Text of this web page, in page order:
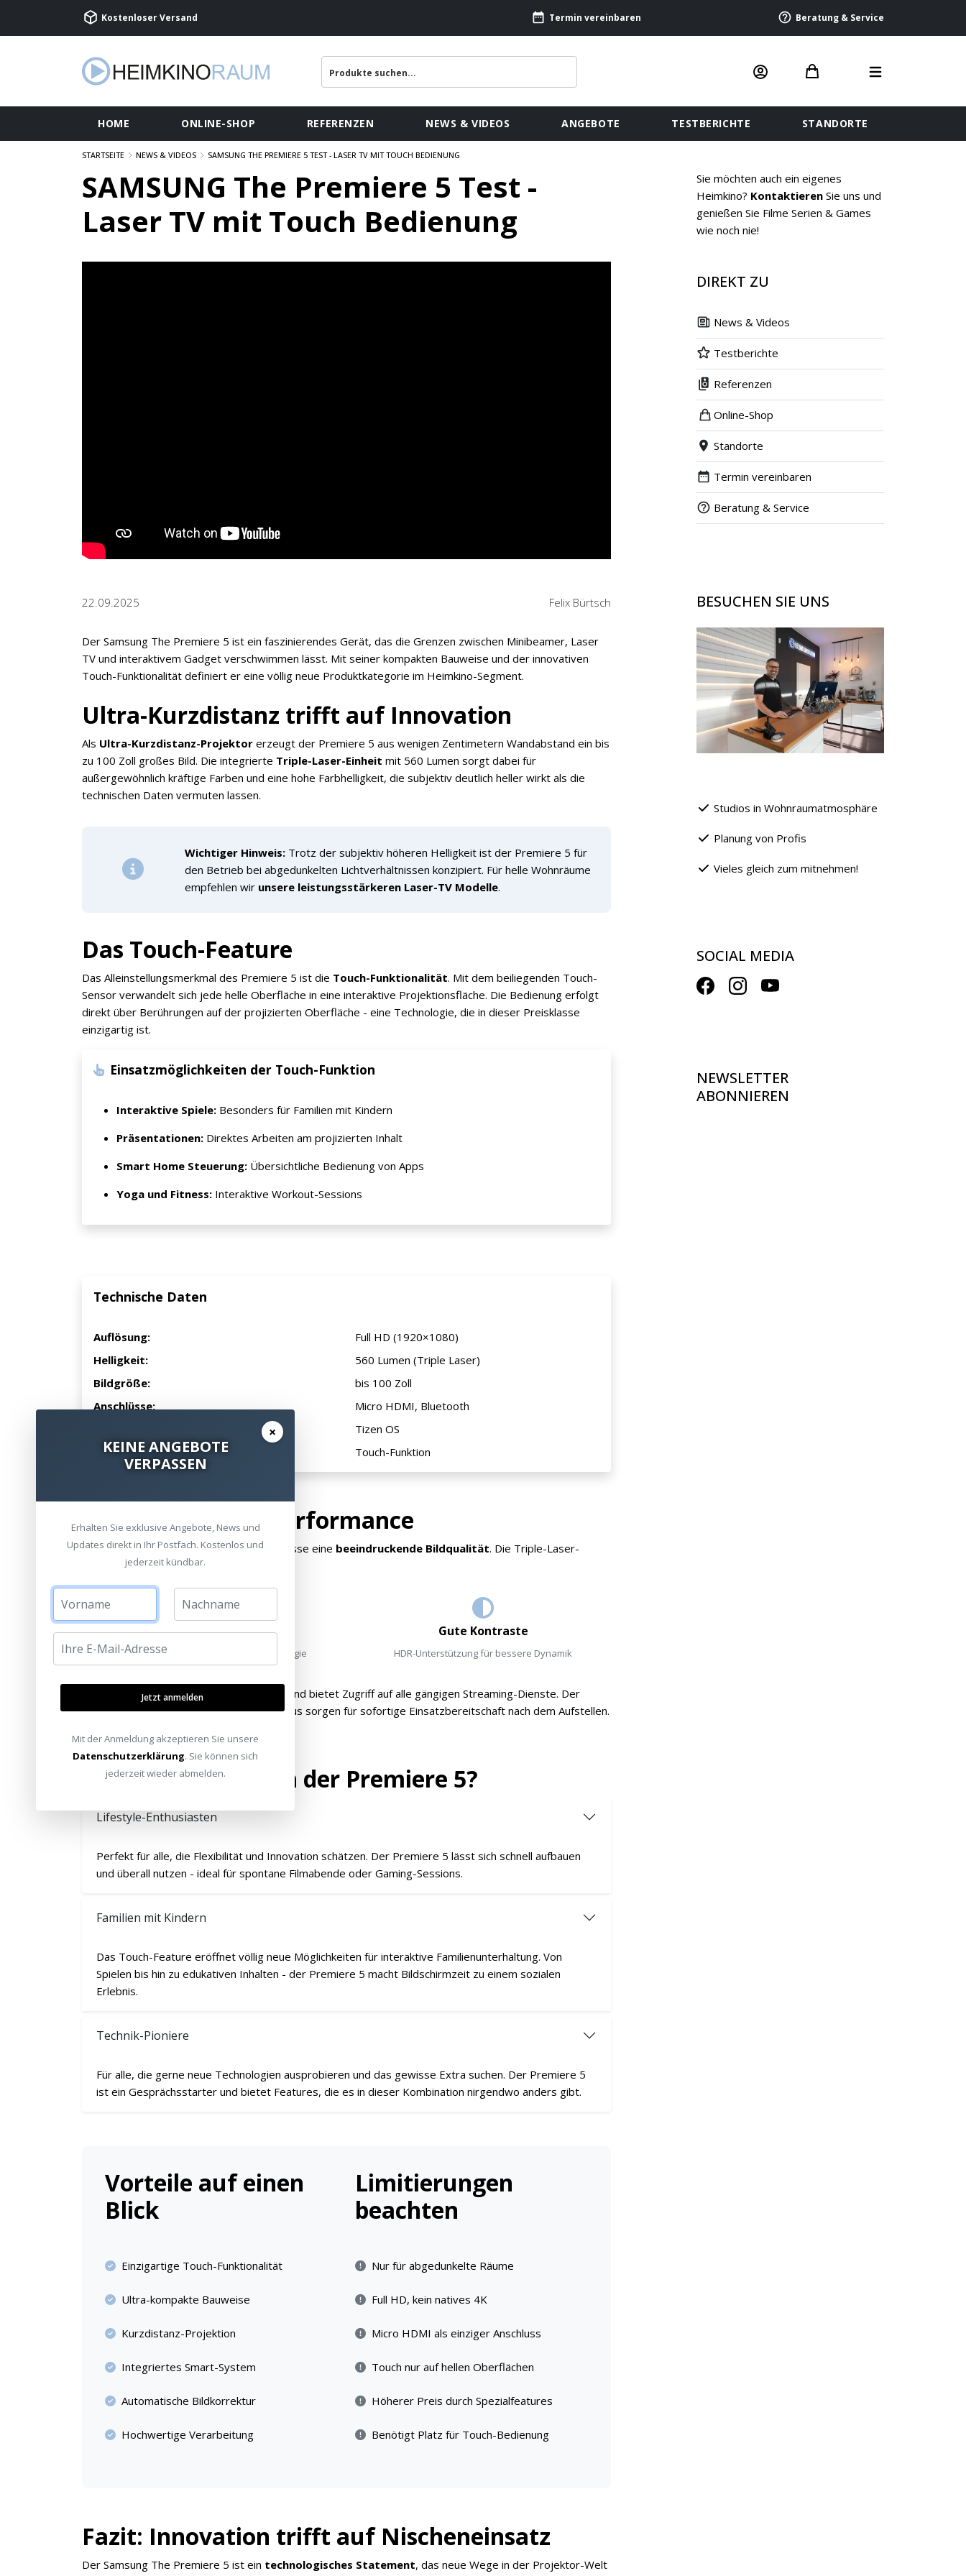
Kostenloser Versand Termin vereinbaren Beratung & Service
HOME ONLINE-SHOP REFERENZEN NEWS & VIDEOS ANGEBOTE TESTBERICHTE STANDORTE
STARTSEITE NEWS & VIDEOS SAMSUNG THE PREMIERE 5 TEST - LASER TV MIT TOUCH BEDIENUNG
SAMSUNG The Premiere 5 Test -
Laser TV mit Touch Bedienung
22.09.2025 Felix Bürtsch
Der Samsung The Premiere 5 ist ein faszinierendes Gerät, das die Grenzen zwischen Minibeamer, Laser
TV und interaktivem Gadget verschwimmen lässt. Mit seiner kompakten Bauweise und der innovativen
Touch-Funktionalität definiert er eine völlig neue Produktkategorie im Heimkino-Segment.
Ultra-Kurzdistanz trifft auf Innovation
Als Ultra-Kurzdistanz-Projektor erzeugt der Premiere 5 aus wenigen Zentimetern Wandabstand ein bis
zu 100 Zoll großes Bild. Die integrierte Triple-Laser-Einheit mit 560 Lumen sorgt dabei für
außergewöhnlich kräftige Farben und eine hohe Farbhelligkeit, die subjektiv deutlich heller wirkt als die
technischen Daten vermuten lassen.
Wichtiger Hinweis:Trotz der subjektiv höheren Helligkeit ist der Premiere 5 für
den Betrieb bei abgedunkelten Lichtverhältnissen konzipiert. Für helle Wohnräume
empfehlen wir unsere leistungsstärkeren Laser-TV Modelle.
Das Touch-Feature
Das Alleinstellungsmerkmal des Premiere 5 ist die Touch-Funktionalität. Mit dem beiliegenden Touch-
Sensor verwandelt sich jede helle Oberfläche in eine interaktive Projektionsfläche. Die Bedienung erfolgt
direkt über Berührungen auf der projizierten Oberfläche - eine Technologie, die in dieser Preisklasse
einzigartig ist.
Einsatzmöglichkeiten der Touch-Funktion
Interaktive Spiele: Besonders für Familien mit Kindern
Präsentationen: Direktes Arbeiten am projizierten Inhalt
Smart Home Steuerung: Übersichtliche Bedienung von Apps
Yoga und Fitness: Interaktive Workout-Sessions
Technische Daten
Auflösung:
Full HD (1920×1080)
Helligkeit:
560 Lumen (Triple Laser)
Bildgröße:
bis 100 Zoll
Anschlüsse:
Micro HDMI, Bluetooth
Tizen OS
Besonderheit:
Touch-Funktion
Bildqualität und Performance
Der Premiere 5 liefert für seine Größenklasse eine beeindruckende Bildqualität. Die Triple-Laser-
Technologie sorgt für:
Kräftige Farben
Hohe Farbhelligkeit durch Laser-Technologie
Gute Kontraste
HDR-Unterstützung für bessere Dynamik
Das integrierteTizen OS
reagiert flüssig und bietet Zugriff auf alle gängigen Streaming-Dienste. Der
automatische Keystone-Ausgleich und Fokus sorgen für sofortige Einsatzbereitschaft nach dem Aufstellen.
Für wen eignet sich der Premiere 5?
Lifestyle-Enthusiasten
Perfekt für alle, die Flexibilität und Innovation schätzen. Der Premiere 5 lässt sich schnell aufbauen
und überall nutzen - ideal für spontane Filmabende oder Gaming-Sessions.
Familien mit Kindern
Das Touch-Feature eröffnet völlig neue Möglichkeiten für interaktive Familienunterhaltung. Von
Spielen bis hin zu edukativen Inhalten - der Premiere 5 macht Bildschirmzeit zu einem sozialen
Erlebnis.
Technik-Pioniere
Für alle, die gerne neue Technologien ausprobieren und das gewisse Extra suchen. Der Premiere 5
ist ein Gesprächsstarter und bietet Features, die es in dieser Kombination nirgendwo anders gibt.
Vorteile auf einen
Blick
Einzigartige Touch-Funktionalität
Ultra-kompakte Bauweise
Kurzdistanz-Projektion
Integriertes Smart-System
Automatische Bildkorrektur
Hochwertige Verarbeitung
Limitierungen
beachten
Nur für abgedunkelte Räume
Full HD, kein natives 4K
Micro HDMI als einziger Anschluss
Touch nur auf hellen Oberflächen
Höherer Preis durch Spezialfeatures
Benötigt Platz für Touch-Bedienung
Fazit: Innovation trifft auf Nischeneinsatz
Der Samsung The Premiere 5 ist ein technologisches Statement, das neue Wege in der Projektor-Welt
Sie möchten auch ein eigenes
Heimkino? Kontaktieren Sie uns und
genießen Sie Filme Serien & Games
wie noch nie!
DIREKT ZU
News & Videos
Testberichte
Referenzen
Online-Shop
Standorte
Termin vereinbaren
Beratung & Service
BESUCHEN SIE UNS
Studios in Wohnraumatmosphäre
Planung von Profis
Vieles gleich zum mitnehmen!
SOCIAL MEDIA
NEWSLETTER
ABONNIEREN
×
KEINE ANGEBOTE
VERPASSEN
Erhalten Sie exklusive Angebote, News und
Updates direkt in Ihr Postfach. Kostenlos und
jederzeit kündbar.
Jetzt anmelden
Mit der Anmeldung akzeptieren Sie unsere
Datenschutzerklärung. Sie können sich
jederzeit wieder abmelden.